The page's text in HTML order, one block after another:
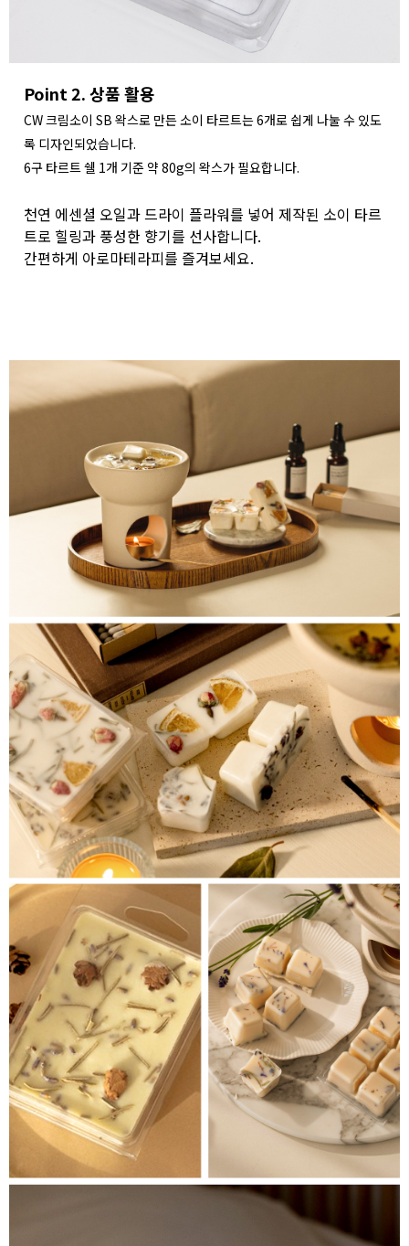
Point 2. 상품 활용
CW 크림소이 SB 왁스로 만든 소이 타르트는 6개로 쉽게 나눌 수 있도
록 디자인되었습니다.
6구 타르트 쉘 1개 기준 약 80g의 왁스가 필요합니다.
천연 에센셜 오일과 드라이 플라워를 넣어 제작된 소이 타르
트로 힐링과 풍성한 향기를 선사합니다.
간편하게 아로마테라피를 즐겨보세요.